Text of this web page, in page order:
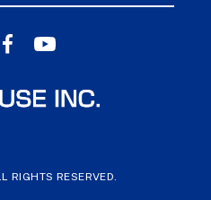
こちら
RIGHTS RESERVED.